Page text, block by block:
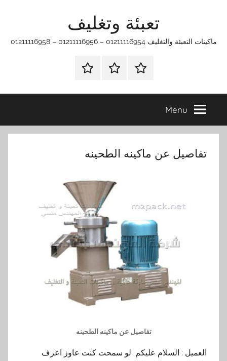
تعبئة وتغليف
ماكينات التعبئة والتغليف 01211116954 – 01211116956 – 01211116958
الرئيسيةماكينات
وتغليف
اتـصـل
في
التي
Menu
تفاصيل عن ماكينه الطحينه
تفاصيل عن ماكينه الطحينه
العميل : السلام عليكم لو سمحت كنت عاوز اعرف